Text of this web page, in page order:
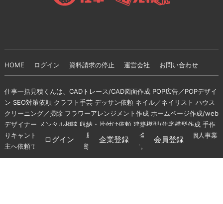
HOME ログイン 資料請求の停止 運営会社 お問い合わせ
仕事一括見積くんは、CADトレース/CAD図面作成 POP広告／POPデザイ
ン SEO対策依頼 クラフト手芸 デッサン依頼 ネイル／ネイリスト ハウス
クリーニング／掃除 フラワーアレンジメント作成 ホームページ作成/web
デザイナー メンタル相談 収納・片付け依頼 建築模型/住宅模型作成 手作
りキャンドル 空間デザイン 風水鑑定 の仕事を全国の登録企業・個人事業
主へ依頼できる無料の一括資料請求サイトです。
ログイン 企業登録 会員登録